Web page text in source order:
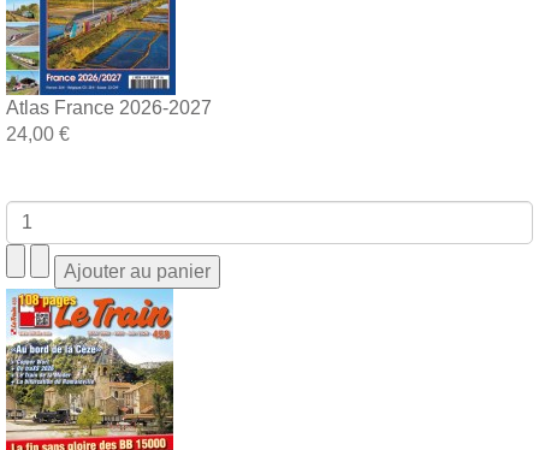
Atlas France 2026-2027
24,00 €